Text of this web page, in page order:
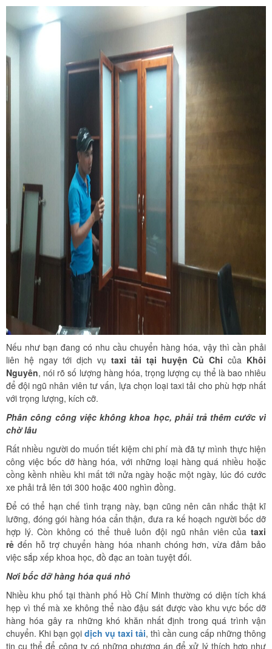
Nếu như bạn đang có nhu cầu chuyển hàng hóa, vậy thì cần phải
liên hệ ngay tới dịch vụ taxi tải tại huyện Củ Chi của Khôi
Nguyên, nói rõ số lượng hàng hóa, trọng lượng cụ thể là bao nhiêu
để đội ngũ nhân viên tư vấn, lựa chọn loại taxi tải cho phù hợp nhất
với trọng lượng, kích cỡ.
Phân công công việc không khoa học, phải trả thêm cước vì
chờ lâu
Rất nhiều người do muốn tiết kiệm chi phí mà đã tự mình thực hiện
công việc bốc dỡ hàng hóa, với những loại hàng quá nhiều hoặc
cồng kềnh nhiều khi mất tới nửa ngày hoặc một ngày, lúc đó cước
xe phải trả lên tới 300 hoặc 400 nghìn đồng.
Để có thể hạn chế tình trạng này, bạn cũng nên cân nhắc thật kĩ
lưỡng, đóng gói hàng hóa cẩn thận, đưa ra kế hoạch người bốc dỡ
hợp lý. Còn không có thể thuê luôn đội ngũ nhân viên của taxi
rẻ đến hỗ trợ chuyển hàng hóa nhanh chóng hơn, vừa đảm bảo
việc sắp xếp khoa học, đồ đạc an toàn tuyệt đối.
Nơi bốc dỡ hàng hóa quá nhỏ
Nhiều khu phố tại thành phố Hồ Chí Minh thường có diện tích khá
hẹp vì thế mà xe không thể nào đậu sát được vào khu vực bốc dỡ
hàng hóa gây ra những khó khăn nhất định trong quá trình vận
chuyển. Khi bạn gọi dịch vụ taxi tải, thì cần cung cấp những thông
tin cụ thể để công ty có những phương án để xử lý thích hợp như